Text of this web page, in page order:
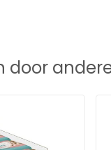
door